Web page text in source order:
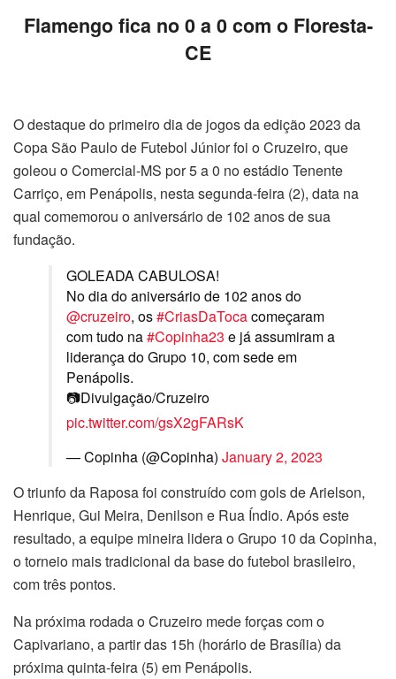
Flamengo fica no 0 a 0 com o Floresta-
CE
O destaque do primeiro dia de jogos da edição 2023 da
Copa São Paulo de Futebol Júnior foi o Cruzeiro, que
goleou o Comercial-MS por 5 a 0 no estádio Tenente
Carriço, em Penápolis, nesta segunda-feira (2), data na
qual comemorou o aniversário de 102 anos de sua
fundação.
GOLEADA CABULOSA!
No dia do aniversário de 102 anos do
@cruzeiro, os#CriasDaTocacomeçaram
com tudo na#Copinha23 e já assumiram a
liderança do Grupo 10, com sede em
Penápolis.
📷Divulgação/Cruzeiro
pic.twitter.com/gsX2gFARsK
— Copinha (@Copinha) January 2, 2023
O triunfo da Raposa foi construído com gols de Arielson,
Henrique, Gui Meira, Denilson e Rua Índio. Após este
resultado, a equipe mineira lidera o Grupo 10 da Copinha,
o torneio mais tradicional da base do futebol brasileiro,
com três pontos.
Na próxima rodada o Cruzeiro mede forças com o
Capivariano, a partir das 15h (horário de Brasília) da
próxima quinta-feira (5) em Penápolis.